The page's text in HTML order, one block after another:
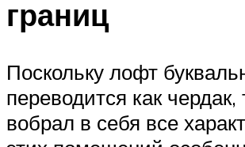
границ
Поскольку лофт
переводится как чердак,
вобрал в себя все